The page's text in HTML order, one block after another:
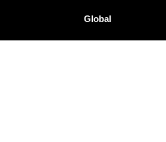
Global